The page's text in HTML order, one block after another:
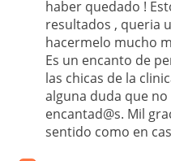
haber quedado !
resultados , queria
hacermelo mucho
Es un encanto de
las chicas de la
alguna duda que
encantad@s. Mil
sentido como en